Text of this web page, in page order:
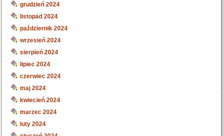
grudzień 2024
listopad 2024
październik 2024
wrzesień 2024
sierpień 2024
lipiec 2024
czerwiec 2024
maj 2024
kwiecień 2024
marzec 2024
luty 2024